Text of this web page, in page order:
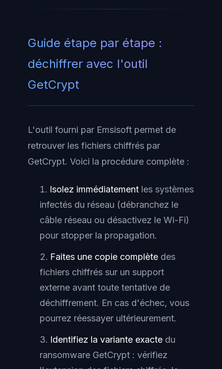
Guide étape par étape :
déchiffrer avec l'outil
GetCrypt
L'outil fourni par Emsisoft permet de
retrouver les fichiers chiffrés par
GetCrypt. Voici la procédure complète :
Isolez immédiatement les systèmes
infectés du réseau (débranchez le
câble réseau ou désactivez le Wi-Fi)
pour stopper la propagation.
Faites une copie complète des
fichiers chiffrés sur un support
externe avant toute tentative de
déchiffrement. En cas d'échec, vous
pourrez réessayer ultérieurement.
Identifiez la variante exacte du
ransomware GetCrypt : vérifiez